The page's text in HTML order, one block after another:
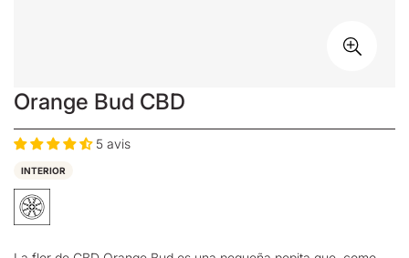
Orange Bud CBD
5 avis
INTERIOR